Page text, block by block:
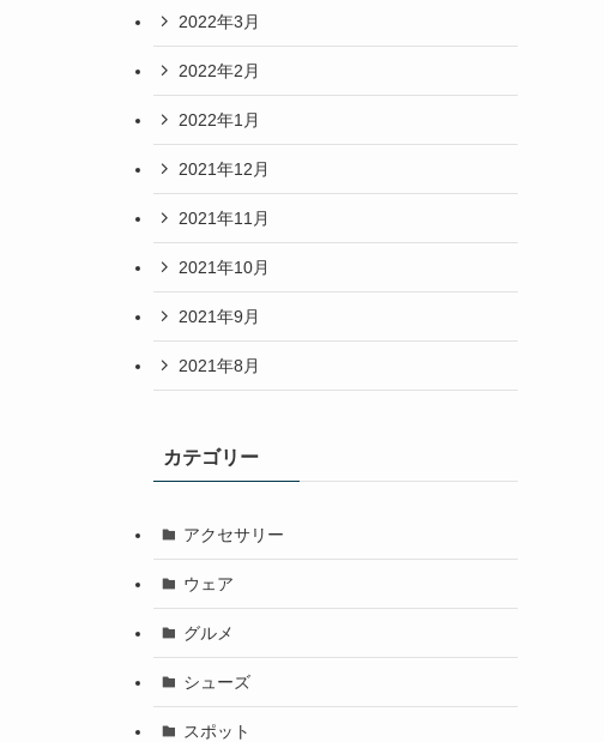
2022年3月
2022年2月
2022年1月
2021年12月
2021年11月
2021年10月
2021年9月
2021年8月
カテゴリー
アクセサリー
ウェア
グルメ
シューズ
スポット